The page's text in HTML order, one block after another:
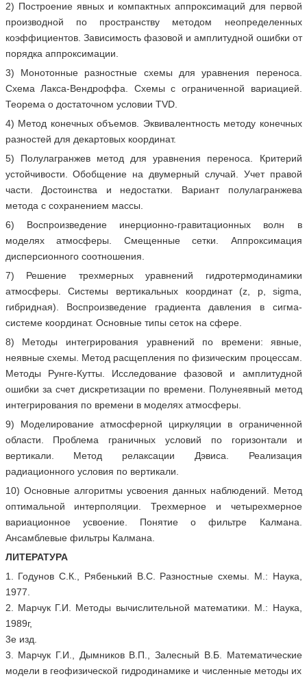
2) Построение явных и компактных аппроксимаций для первой
производной по пространству методом неопределенных
коэффициентов. Зависимость фазовой и амплитудной ошибки от
порядка аппроксимации.
3) Монотонные разностные схемы для уравнения переноса.
Схема Лакса-Вендроффа. Схемы с ограниченной вариацией.
Теорема о достаточном условии TVD.
4) Метод конечных объемов. Эквивалентность методу конечных
разностей для декартовых координат.
5) Полулагранжев метод для уравнения переноса. Критерий
устойчивости. Обобщение на двумерный случай. Учет правой
части. Достоинства и недостатки. Вариант полулагранжева
метода с сохранением массы.
6) Воспроизведение инерционно-гравитационных волн в
моделях атмосферы. Смещенные сетки. Аппроксимация
дисперсионного соотношения.
7) Решение трехмерных уравнений гидротермодинамики
атмосферы. Системы вертикальных координат (z, p, sigma,
гибридная). Воспроизведение градиента давления в сигма-
системе координат. Основные типы сеток на сфере.
8) Методы интегрирования уравнений по времени: явные,
неявные схемы. Метод расщепления по физическим процессам.
Методы Рунге-Кутты. Исследование фазовой и амплитудной
ошибки за счет дискретизации по времени. Полунеявный метод
интегрирования по времени в моделях атмосферы.
9) Моделирование атмосферной циркуляции в ограниченной
области. Проблема граничных условий по горизонтали и
вертикали. Метод релаксации Дэвиса. Реализация
радиационного условия по вертикали.
10) Основные алгоритмы усвоения данных наблюдений. Метод
оптимальной интерполяции. Трехмерное и четырехмерное
вариационное усвоение. Понятие о фильтре Калмана.
Ансамблевые фильтры Калмана.
ЛИТЕРАТУРА
1. Годунов С.К., Рябенький В.С. Разностные схемы. М.: Наука,
1977.
2. Марчук Г.И. Методы вычислительной математики. М.: Наука,
1989г,
3е изд.
3. Марчук Г.И., Дымников В.П., Залесный В.Б. Математические
модели в геофизической гидродинамике и численные методы их